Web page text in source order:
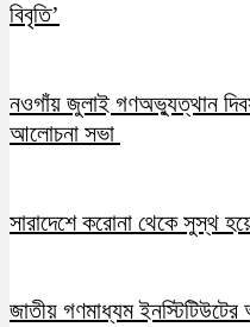
বিবৃতি’
নওগাঁয় জুলাই গণঅভ্যুত্থান
আলোচনা সভা
সারাদেশে করোনা থেকে সুস্থ
জাতীয় গণমাধ্যম